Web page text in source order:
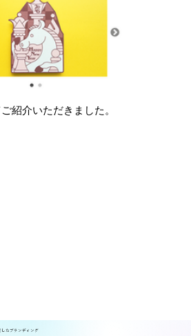
紹介いただきました。
たブランディング